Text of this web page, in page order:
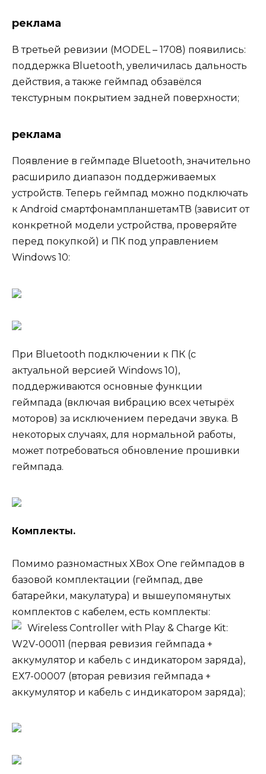
реклама
В третьей ревизии (MODEL – 1708) появились:
поддержка Bluetooth, увеличилась дальность
действия, а также геймпад обзавёлся
текстурным покрытием задней поверхности;
реклама
Появление в геймпаде Bluetooth, значительно
расширило диапазон поддерживаемых
устройств. Теперь геймпад можно подключать
к Android смартфонампланшетамТВ (зависит от
конкретной модели устройства, проверяйте
перед покупкой) и ПК под управлением
Windows 10:
При Bluetooth подключении к ПК (с
актуальной версией Windows 10),
поддерживаются основные функции
геймпада (включая вибрацию всех четырёх
моторов) за исключением передачи звука. В
некоторых случаях, для нормальной работы,
может потребоваться обновление прошивки
геймпада.
Комплекты.
Помимо разномастных XBox One геймпадов в
базовой комплектации (геймпад, две
батарейки, макулатура) и вышеупомянутых
комплектов с кабелем, есть комплекты:
Wireless Controller with Play & Charge Kit:
W2V-00011 (первая ревизия геймпада +
аккумулятор и кабель с индикатором заряда),
EX7-00007 (вторая ревизия геймпада +
аккумулятор и кабель с индикатором заряда);